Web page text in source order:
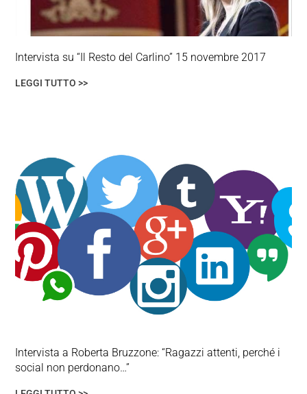
Intervista su “Il Resto del Carlino” 15 novembre 2017
LEGGI TUTTO >>
Intervista a Roberta Bruzzone: “Ragazzi attenti, perché i
social non perdonano…”